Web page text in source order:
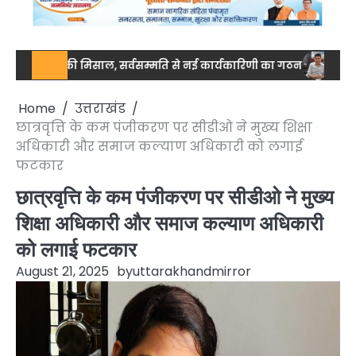
की मिसाल, सर्वसम्मति से नई कार्यकारिणी का गठन नेशनल स्तर पर
Home
उत्तराखंड
छात्रवृत्ति के कम पंजीकरण पर सीडीओ ने मुख्य शिक्षा
अधिकारी और समाज कल्याण अधिकारी को लगाई
फटकार
छात्रवृत्ति के कम पंजीकरण पर सीडीओ ने मुख्य
शिक्षा अधिकारी और समाज कल्याण अधिकारी
को लगाई फटकार
August 21, 2025 byuttarakhandmirror